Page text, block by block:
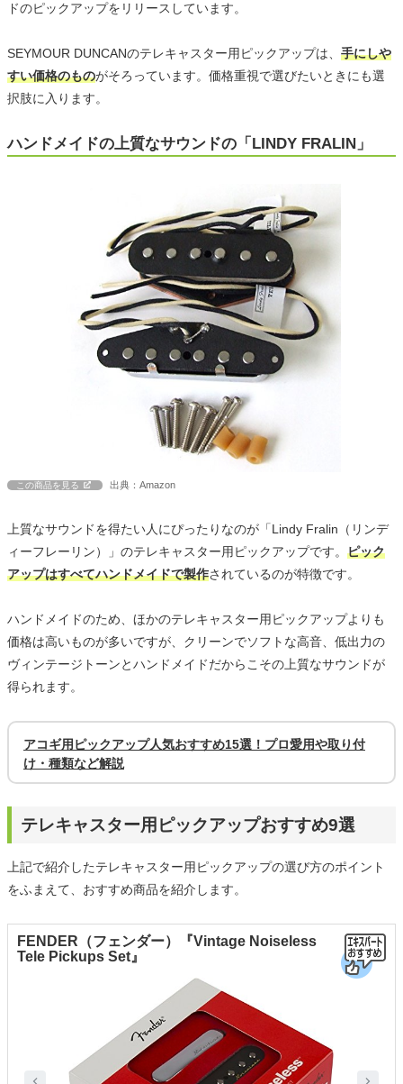
ドのピックアップをリリースしています。
SEYMOUR DUNCANのテレキャスター用ピックアップは、 手にしや
すい価格のものがそろっています。価格重視で選びたいときにも選
択肢に入ります。
ハンドメイドの上質なサウンドの「LINDY FRALIN」
この商品を見る 出典：Amazon
上質なサウンドを得たい人にぴったりなのが「Lindy Fralin（リンデ
ィーフレーリン）」のテレキャスター用ピックアップです。 ピック
アップはすべてハンドメイドで製作されているのが特徴です。
ハンドメイドのため、ほかのテレキャスター用ピックアップよりも
価格は高いものが多いですが、クリーンでソフトな高音、低出力の
ヴィンテージトーンとハンドメイドだからこその上質なサウンドが
得られます。
アコギ用ピックアップ人気おすすめ15選！プロ愛用や取り付
け・種類など解説
テレキャスター用ピックアップおすすめ9選
上記で紹介したテレキャスター用ピックアップの選び方のポイント
をふまえて、おすすめ商品を紹介します。
FENDER（フェンダー）『Vintage Noiseless
Tele Pickups Set』